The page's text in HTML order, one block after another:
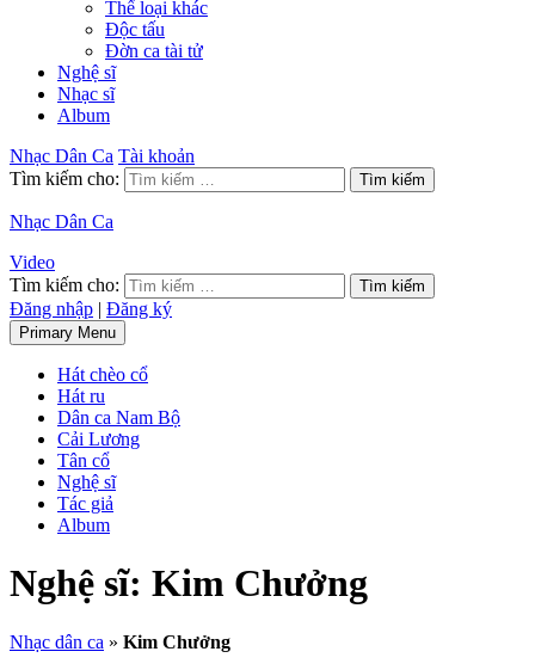
Thể loại khác
Độc tấu
Đờn ca tài tử
Nghệ sĩ
Nhạc sĩ
Album
Nhạc Dân Ca Tài khoản
Tìm kiếm cho:
Nhạc Dân Ca
Video
Tìm kiếm cho:
Đăng nhập | Đăng ký
Primary Menu
Hát chèo cổ
Hát ru
Dân ca Nam Bộ
Cải Lương
Tân cổ
Nghệ sĩ
Tác giả
Album
Nghệ sĩ: Kim Chưởng
Nhạc dân ca » Kim Chưởng